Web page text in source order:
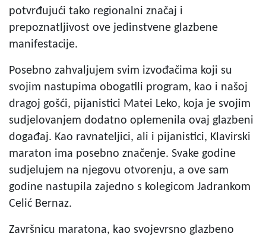
potvrđujući tako regionalni značaj i
prepoznatljivost ove jedinstvene glazbene
manifestacije.
Posebno zahvaljujem svim izvođačima koji su
svojim nastupima obogatili program, kao i našoj
dragoj gošći, pijanistici Matei Leko, koja je svojim
sudjelovanjem dodatno oplemenila ovaj glazbeni
događaj. Kao ravnateljici, ali i pijanistici, Klavirski
maraton ima posebno značenje. Svake godine
sudjelujem na njegovu otvorenju, a ove sam
godine nastupila zajedno s kolegicom Jadrankom
Celić Bernaz.
Završnicu maratona, kao svojevrsno glazbeno